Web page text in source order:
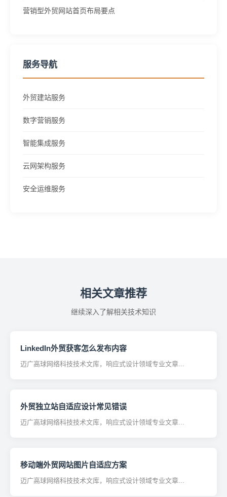
营销型外贸网站首页布局要点
服务导航
外贸建站服务
数字营销服务
智能集成服务
云网架构服务
安全运维服务
相关文章推荐
继续深入了解相关技术知识
LinkedIn外贸获客怎么发布内容
迈广高球网络科技技术文库，响应式设计领域专业文章...
外贸独立站自适应设计常见错误
迈广高球网络科技技术文库，响应式设计领域专业文章...
移动端外贸网站图片自适应方案
迈广高球网络科技技术文库，响应式设计领域专业文章...